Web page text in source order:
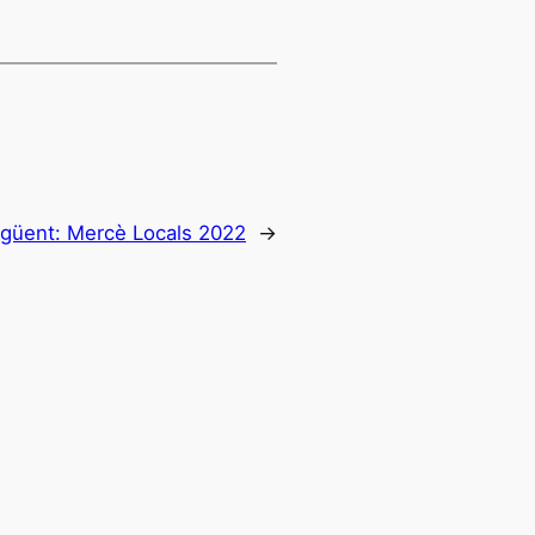
Mercè Locals 2022 →